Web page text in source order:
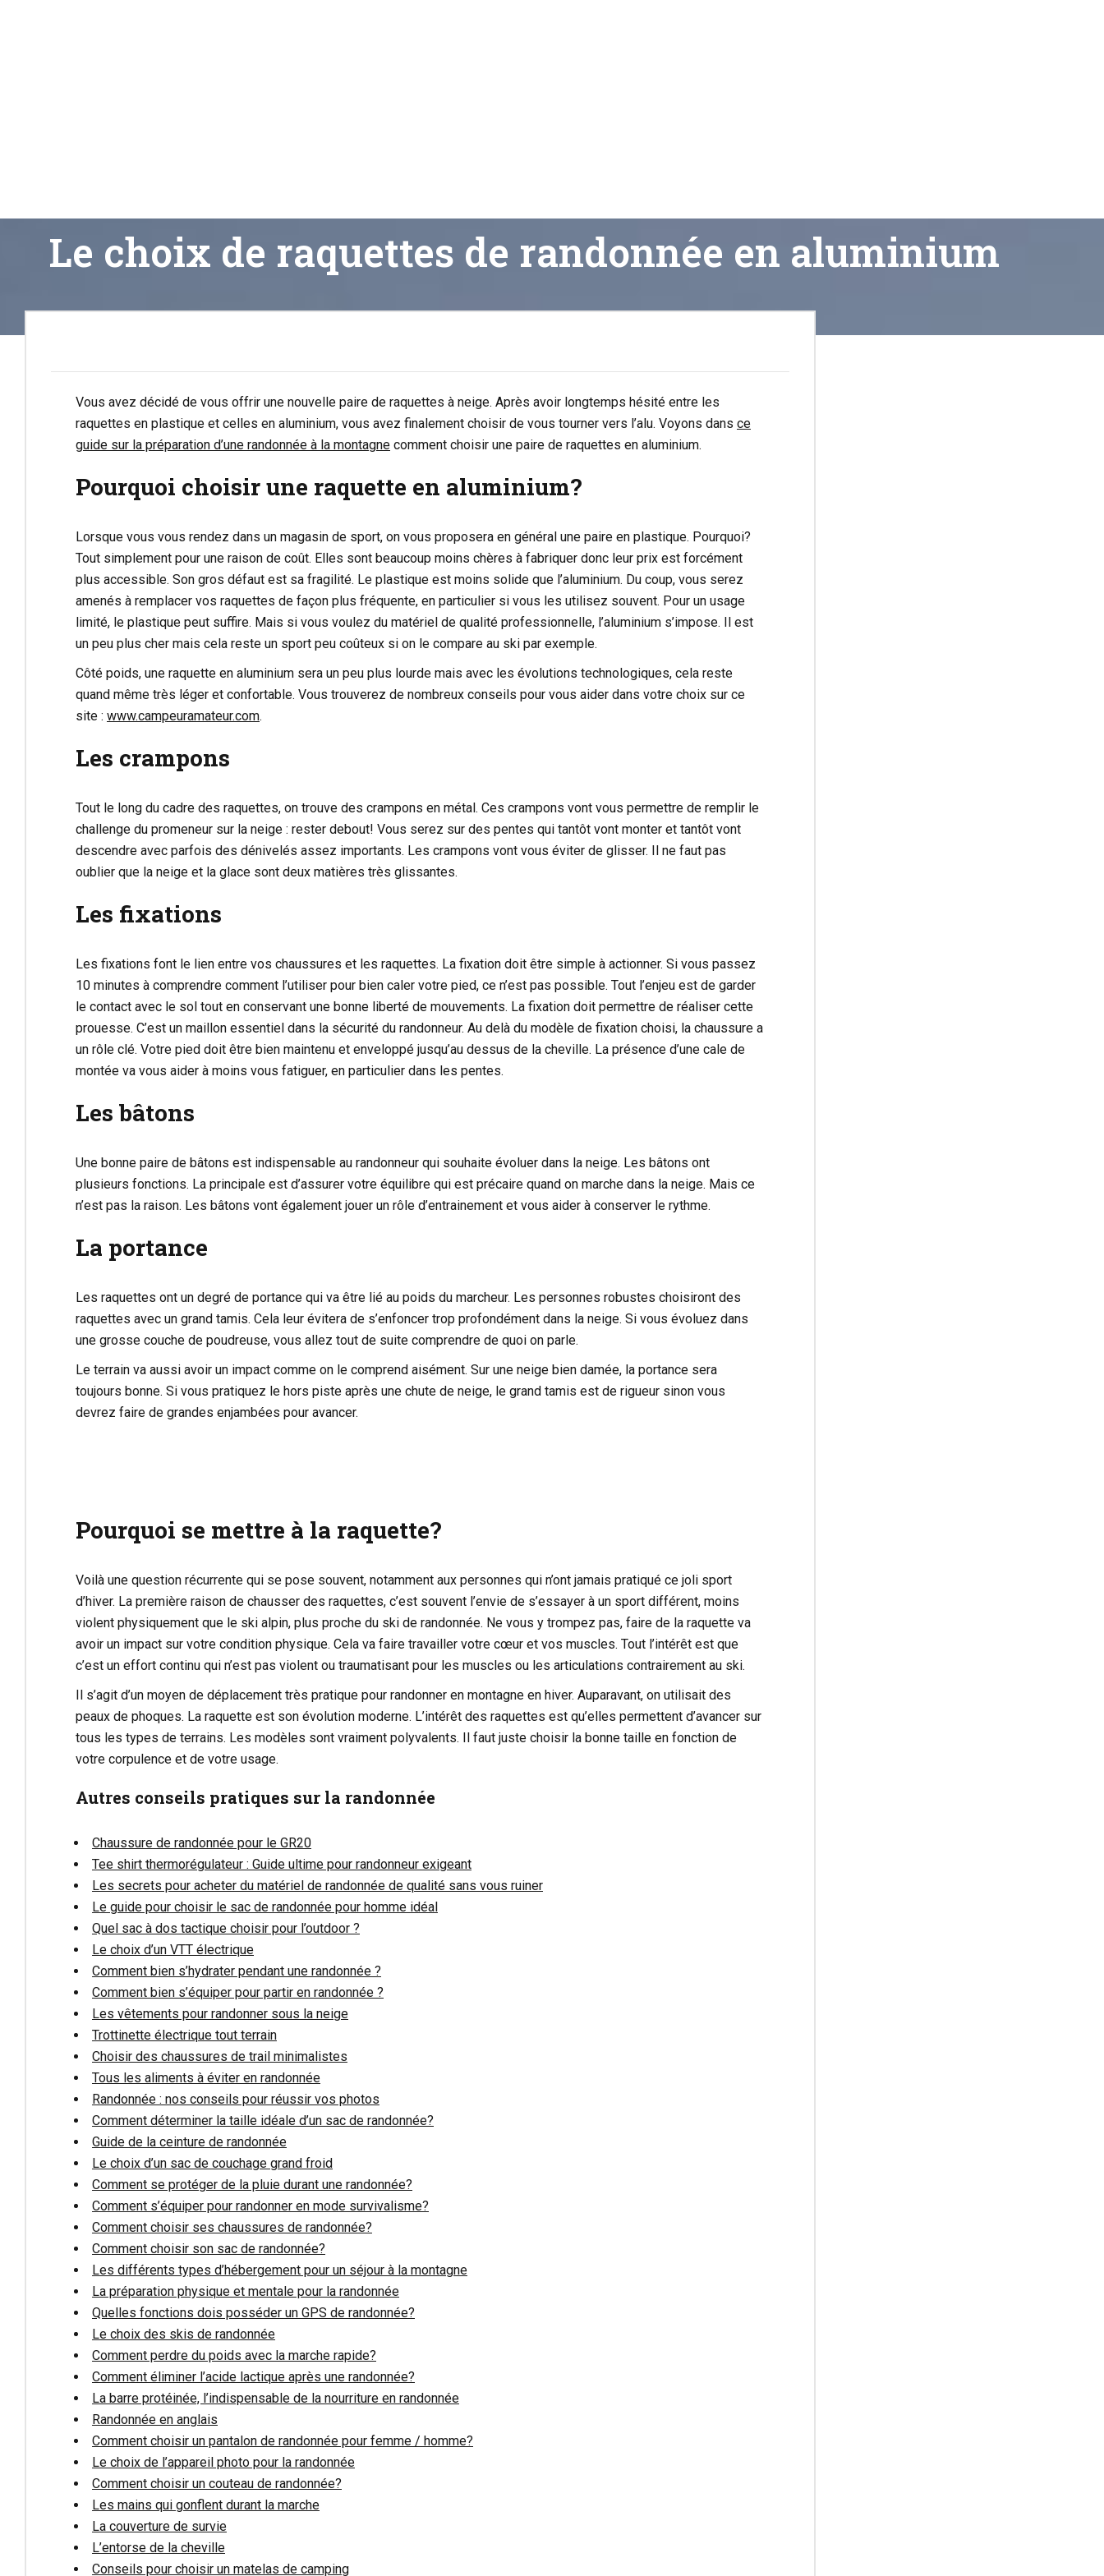
Le choix de raquettes de randonnée en aluminium
Vous avez décidé de vous offrir une nouvelle paire de raquettes à neige. Après avoir longtemps hésité entre les
raquettes en plastique et celles en aluminium, vous avez finalement choisir de vous tourner vers l’alu. Voyons dans ce
guide sur la préparation d’une randonnée à la montagne comment choisir une paire de raquettes en aluminium.
Pourquoi choisir une raquette en aluminium?
Lorsque vous vous rendez dans un magasin de sport, on vous proposera en général une paire en plastique. Pourquoi?
Tout simplement pour une raison de coût. Elles sont beaucoup moins chères à fabriquer donc leur prix est forcément
plus accessible. Son gros défaut est sa fragilité. Le plastique est moins solide que l’aluminium. Du coup, vous serez
amenés à remplacer vos raquettes de façon plus fréquente, en particulier si vous les utilisez souvent. Pour un usage
limité, le plastique peut suffire. Mais si vous voulez du matériel de qualité professionnelle, l’aluminium s’impose. Il est
un peu plus cher mais cela reste un sport peu coûteux si on le compare au ski par exemple.
Côté poids, une raquette en aluminium sera un peu plus lourde mais avec les évolutions technologiques, cela reste
quand même très léger et confortable. Vous trouverez de nombreux conseils pour vous aider dans votre choix sur ce
site : www.campeuramateur.com.
Les crampons
Tout le long du cadre des raquettes, on trouve des crampons en métal. Ces crampons vont vous permettre de remplir le
challenge du promeneur sur la neige : rester debout! Vous serez sur des pentes qui tantôt vont monter et tantôt vont
descendre avec parfois des dénivelés assez importants. Les crampons vont vous éviter de glisser. Il ne faut pas
oublier que la neige et la glace sont deux matières très glissantes.
Les fixations
Les fixations font le lien entre vos chaussures et les raquettes. La fixation doit être simple à actionner. Si vous passez
10 minutes à comprendre comment l’utiliser pour bien caler votre pied, ce n’est pas possible. Tout l’enjeu est de garder
le contact avec le sol tout en conservant une bonne liberté de mouvements. La fixation doit permettre de réaliser cette
prouesse. C’est un maillon essentiel dans la sécurité du randonneur. Au delà du modèle de fixation choisi, la chaussure a
un rôle clé. Votre pied doit être bien maintenu et enveloppé jusqu’au dessus de la cheville. La présence d’une cale de
montée va vous aider à moins vous fatiguer, en particulier dans les pentes.
Les bâtons
Une bonne paire de bâtons est indispensable au randonneur qui souhaite évoluer dans la neige. Les bâtons ont
plusieurs fonctions. La principale est d’assurer votre équilibre qui est précaire quand on marche dans la neige. Mais ce
n’est pas la raison. Les bâtons vont également jouer un rôle d’entrainement et vous aider à conserver le rythme.
La portance
Les raquettes ont un degré de portance qui va être lié au poids du marcheur. Les personnes robustes choisiront des
raquettes avec un grand tamis. Cela leur évitera de s’enfoncer trop profondément dans la neige. Si vous évoluez dans
une grosse couche de poudreuse, vous allez tout de suite comprendre de quoi on parle.
Le terrain va aussi avoir un impact comme on le comprend aisément. Sur une neige bien damée, la portance sera
toujours bonne. Si vous pratiquez le hors piste après une chute de neige, le grand tamis est de rigueur sinon vous
devrez faire de grandes enjambées pour avancer.
Pourquoi se mettre à la raquette?
Voilà une question récurrente qui se pose souvent, notamment aux personnes qui n’ont jamais pratiqué ce joli sport
d’hiver. La première raison de chausser des raquettes, c’est souvent l’envie de s’essayer à un sport différent, moins
violent physiquement que le ski alpin, plus proche du ski de randonnée. Ne vous y trompez pas, faire de la raquette va
avoir un impact sur votre condition physique. Cela va faire travailler votre cœur et vos muscles. Tout l’intérêt est que
c’est un effort continu qui n’est pas violent ou traumatisant pour les muscles ou les articulations contrairement au ski.
Il s’agit d’un moyen de déplacement très pratique pour randonner en montagne en hiver. Auparavant, on utilisait des
peaux de phoques. La raquette est son évolution moderne. L’intérêt des raquettes est qu’elles permettent d’avancer sur
tous les types de terrains. Les modèles sont vraiment polyvalents. Il faut juste choisir la bonne taille en fonction de
votre corpulence et de votre usage.
Autres conseils pratiques sur la randonnée
Chaussure de randonnée pour le GR20
Tee shirt thermorégulateur : Guide ultime pour randonneur exigeant
Les secrets pour acheter du matériel de randonnée de qualité sans vous ruiner
Le guide pour choisir le sac de randonnée pour homme idéal
Quel sac à dos tactique choisir pour l’outdoor ?
Le choix d’un VTT électrique
Comment bien s’hydrater pendant une randonnée ?
Comment bien s’équiper pour partir en randonnée ?
Les vêtements pour randonner sous la neige
Trottinette électrique tout terrain
Choisir des chaussures de trail minimalistes
Tous les aliments à éviter en randonnée
Randonnée : nos conseils pour réussir vos photos
Comment déterminer la taille idéale d’un sac de randonnée?
Guide de la ceinture de randonnée
Le choix d’un sac de couchage grand froid
Comment se protéger de la pluie durant une randonnée?
Comment s’équiper pour randonner en mode survivalisme?
Comment choisir ses chaussures de randonnée?
Comment choisir son sac de randonnée?
Les différents types d’hébergement pour un séjour à la montagne
La préparation physique et mentale pour la randonnée
Quelles fonctions dois posséder un GPS de randonnée?
Le choix des skis de randonnée
Comment perdre du poids avec la marche rapide?
Comment éliminer l’acide lactique après une randonnée?
La barre protéinée, l’indispensable de la nourriture en randonnée
Randonnée en anglais
Comment choisir un pantalon de randonnée pour femme / homme?
Le choix de l’appareil photo pour la randonnée
Comment choisir un couteau de randonnée?
Les mains qui gonflent durant la marche
La couverture de survie
L’entorse de la cheville
Conseils pour choisir un matelas de camping